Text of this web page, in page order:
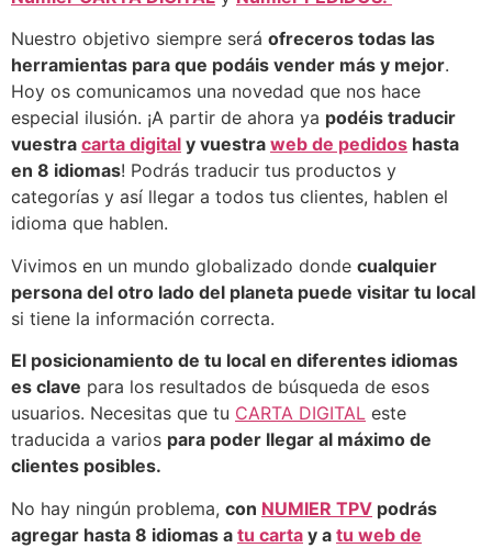
Nuestro objetivo siempre será ofreceros todas las
herramientas para que podáis vender más y mejor.
Hoy os comunicamos una novedad que nos hace
especial ilusión. ¡A partir de ahora ya podéis traducir
vuestra carta digital y vuestra web de pedidos hasta
en 8 idiomas! Podrás traducir tus productos y
categorías y así llegar a todos tus clientes, hablen el
idioma que hablen.
Vivimos en un mundo globalizado donde cualquier
persona del otro lado del planeta puede visitar tu local
si tiene la información correcta.
El posicionamiento de tu local en diferentes idiomas
es clave para los resultados de búsqueda de esos
usuarios. Necesitas que tu CARTA DIGITAL este
traducida a varios para poder llegar al máximo de
clientes posibles.
No hay ningún problema, con NUMIER TPV podrás
agregar hasta 8 idiomas a tu carta y a tu web de